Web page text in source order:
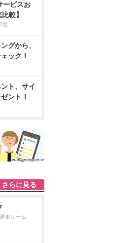
ービスお
較】
選
グから、
ック！
ト、サイ
ント！
さらに見る
東ルーム